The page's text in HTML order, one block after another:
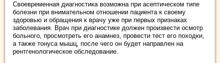
Своевременная диагностика возможна при асептическом типе
болезни при внимательном отношении пациента к своему
здоровью и обращения к врачу уже при первых признаках
заболевания. Врач при диагностике должен произвести осмотр
больного, просмотреть его анамнез, провести тест его походки,
а также тонуса мышц, после чего он будет направлен на
рентгенологическое обследование.